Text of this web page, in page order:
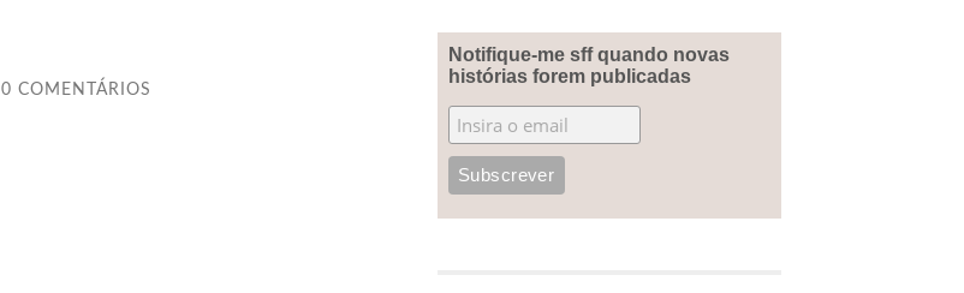
0 COMENTÁRIOS
Notifique-me sff quando novas
histórias forem publicadas